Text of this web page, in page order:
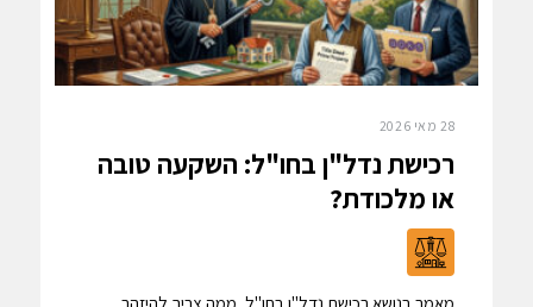
28 מאי 2026
רכישת נדל"ן בחו"ל: השקעה טובה
או מלכודת?